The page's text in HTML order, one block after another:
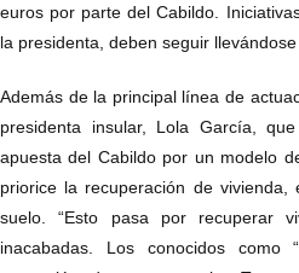
euros por parte del Cabildo.
la presidenta, deben seguir
Además de la principal línea de
presidenta insular, Lola García,
apuesta del Cabildo por un modelo
priorice la recuperación de
suelo. “Esto pasa por recuperar
inacabadas. Los conocidos como